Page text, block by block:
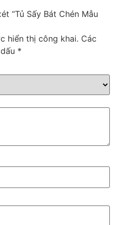
“Tủ Sấy Bát Chén Mẫu
hiển thị công khai. Các
*